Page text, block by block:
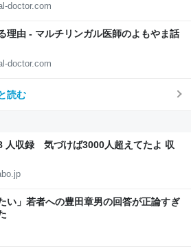
doctor.com
理由 - マルチリンガル医師のよもやま話
doctor.com
読む
人収録 気づけば3000人超えてたよ 収
い」若者への豊田章男の回答が正論すぎ